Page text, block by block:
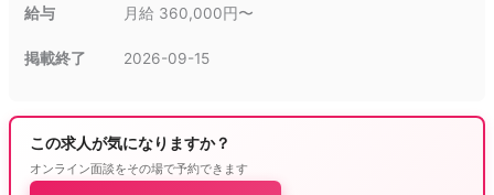
給与 月給 360,000円〜
掲載終了 2026-09-15
この求人が気になりますか？
オンライン面談をその場で予約できます